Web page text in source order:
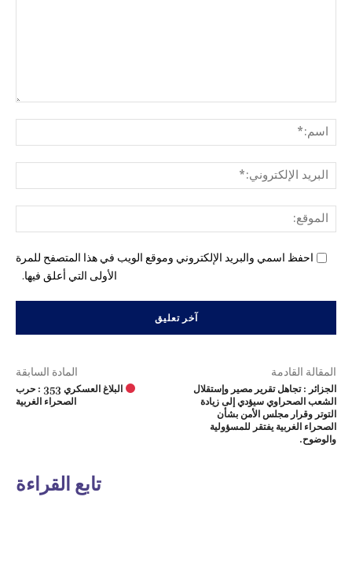
احفظ اسمي والبريد الإلكتروني وموقع الويب في هذا المتصفح للمرة
الأولى التي أعلق فيها.
المادة السابقة
البلاغ العسكري 353 : حرب
الصحراء الغربية
المقالة القادمة
الجزائر : تجاهل تقرير مصير وإستقلال
الشعب الصحراوي سيؤدي إلى زيادة
التوتر وقرار مجلس الأمن بشأن
الصحراء الغربية يفتقر للمسؤولية
والوضوح.
تابع القراءة